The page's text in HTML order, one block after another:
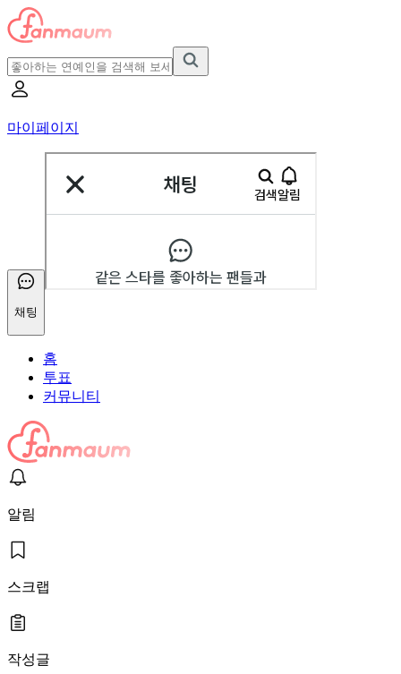
마이페이지
채팅
홈
투표
커뮤니티
알림
스크랩
작성글